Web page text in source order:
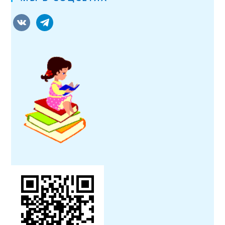
vkontaktetelegram